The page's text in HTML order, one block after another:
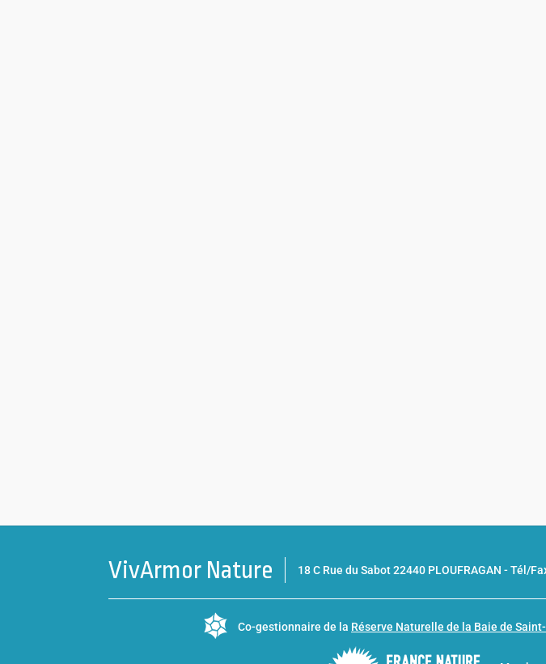
VivArmor Nature 18 C Rue du Sabot 22440 PLOUFRAGAN -Tél/
Co-gestionnaire de la Réserve Naturelle de la Baie de